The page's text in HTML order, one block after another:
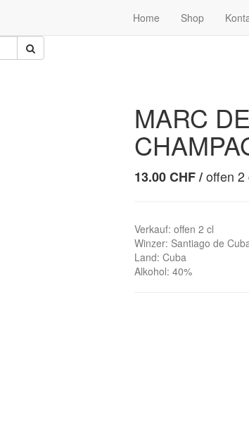
Home Shop
MARC DE
13.00CHF/offen 2
Verkauf: offen 2 cl
Winzer: Santiago de
Land: Cuba
Alkohol: 40%